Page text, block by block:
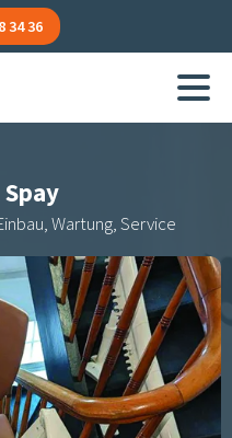
34 36
Spay
Wartung, Service